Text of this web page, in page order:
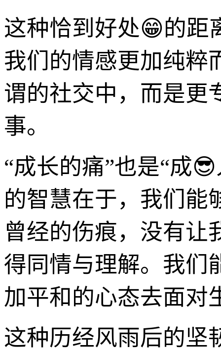
这种恰到好处😁的距
我们的情感更加纯粹
谓的社交中，而是更
事。
“成长的痛”也是“成
的智慧在于，我们能
曾经的伤痕，没有让
得同情与理解。我们
加平和的心态去面对
这种历经风雨后的坚